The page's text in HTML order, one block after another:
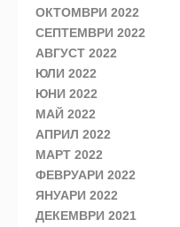
ОКТОМВРИ 2022
СЕПТЕМВРИ 2022
АВГУСТ 2022
ЮЛИ 2022
ЮНИ 2022
МАЙ 2022
АПРИЛ 2022
МАРТ 2022
ФЕВРУАРИ 2022
ЯНУАРИ 2022
ДЕКЕМВРИ 2021